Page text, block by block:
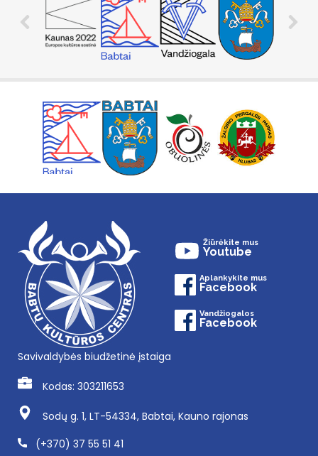
Žiūrėkite mus
Youtube
Aplankykite mus
Facebook
Vandžiogalos
Facebook
Savivaldybės biudžetinė įstaiga
Kodas: 303211653
Sodų g. 1, LT-54334, Babtai, Kauno rajonas
(+370) 37 55 51 41